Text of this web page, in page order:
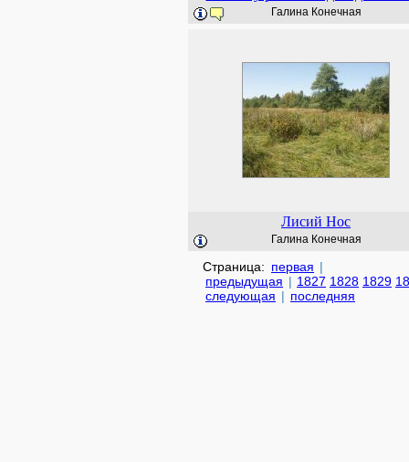
Галина Конечная
Лисий Нос
Галина Конечная
Страница: первая |
предыдущая | 1827 1828 1829
следующая | последняя